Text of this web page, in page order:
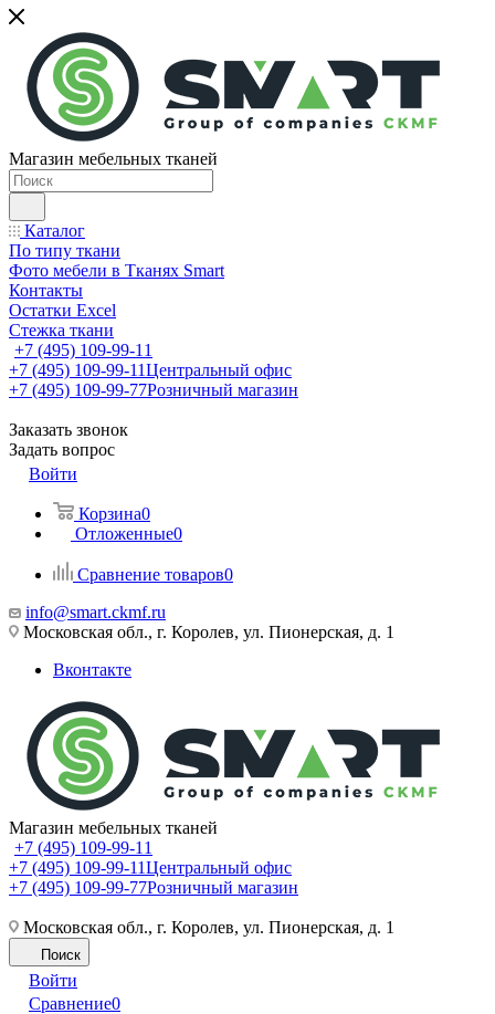
Магазин мебельных тканей
Каталог
По типу ткани
Фото мебели в Тканях Smart
Контакты
Остатки Excel
Стежка ткани
+7 (495) 109-99-11
+7 (495) 109-99-11Центральный офис
+7 (495) 109-99-77Розничный магазин
Заказать звонок
Задать вопрос
Войти
Корзина0
Отложенные0
Сравнение товаров0
info@smart.ckmf.ru
Московская обл., г. Королев, ул. Пионерская, д. 1
Вконтакте
Магазин мебельных тканей
+7 (495) 109-99-11
+7 (495) 109-99-11Центральный офис
+7 (495) 109-99-77Розничный магазин
Московская обл., г. Королев, ул. Пионерская, д. 1
Поиск
Войти
Сравнение0